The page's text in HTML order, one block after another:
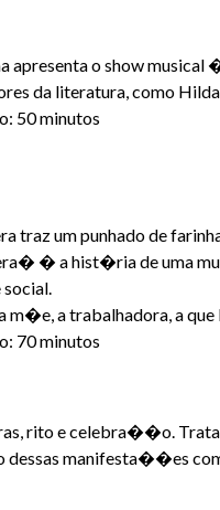
apresenta o show
da literatura, como
50 minutos
traz um punhado de
� a hist�ria de uma
social.
m�e, a trabalhadora, a
70 minutos
rito e celebra��o. Trata
manifesta��es